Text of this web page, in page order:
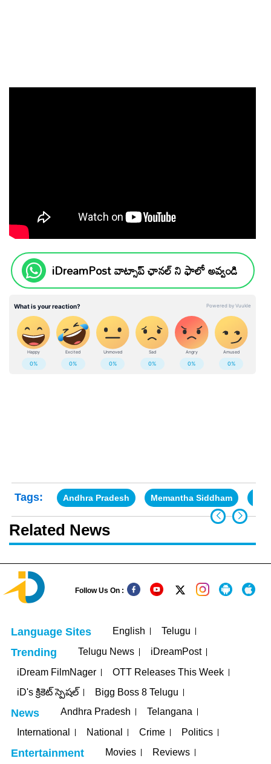
iDreamPost వాట్సాప్ ఛానల్ ని ఫాలో అవ్వండి
Tags: Andhra Pradesh Memantha Siddham
Related News
Follow Us On :
Language Sites English Telugu
Trending Telugu News
iDreamPost
iDream FilmNager
OTT Releases This Week
iD's క్రికెట్ స్పెషల్
Bigg Boss 8 Telugu
News Andhra Pradesh
Telangana
International
National Crime Politics
Entertainment Movies Reviews